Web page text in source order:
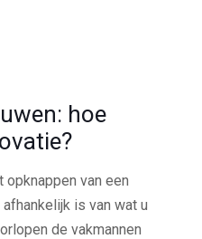
hoe
opknappen van een
is van wat u
de vakmannen